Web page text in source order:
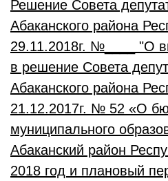
Решение Совета
Абаканского района
29.11.2018г. №____ "О
в решение Совета
Абаканского района
21.12.2017г. № 52 «О
муниципального
Абаканский район
2018 год и плановый